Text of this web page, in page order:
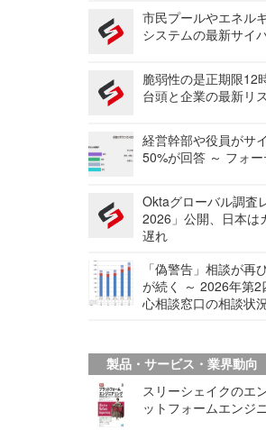
市民プールやエネル
システムの最新サイ
脆弱性の是正期限12
台頭と企業の最新リ
経営幹部や役員がサ
50%が回答 ～ フォ
Oktaグローバル調査
2026」公開、日本は
遅れ
「偽警告」相談が再
が続く ～ 2026年第
心相談窓口の相談状況
製品・サービス・業界動向
スリーシェイクのエ
ットフォームエンジ